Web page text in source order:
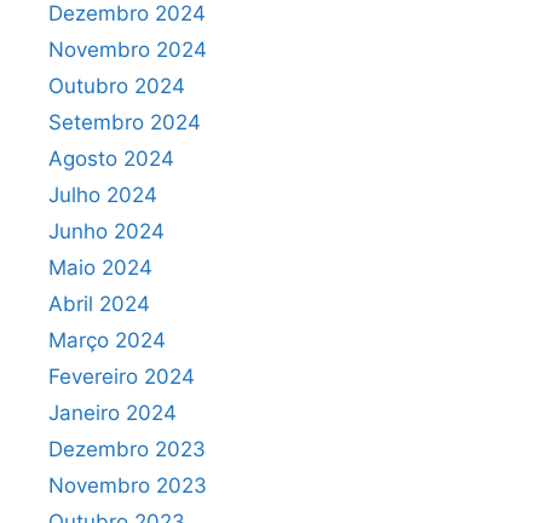
Dezembro 2024
Novembro 2024
Outubro 2024
Setembro 2024
Agosto 2024
Julho 2024
Junho 2024
Maio 2024
Abril 2024
Março 2024
Fevereiro 2024
Janeiro 2024
Dezembro 2023
Novembro 2023